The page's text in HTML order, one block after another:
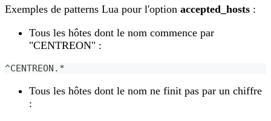
Exemples de patterns Lua pour l'option accepted_hosts :
Tous les hôtes dont le nom commence par
"CENTREON" :
^CENTREON.*
Tous les hôtes dont le nom ne finit pas par un chiffre
: